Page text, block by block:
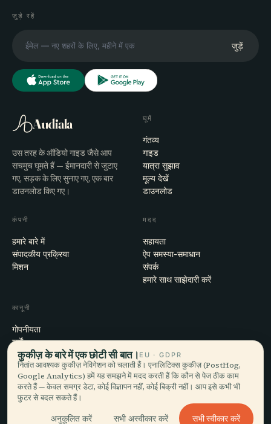
जुड़े रहें
जुड़ें
Audiala
उस तरह के ऑडियो गाइड जैसे आप
सचमुच घूमते हैं — ईमानदारी से जुटाए
गए, सड़क के लिए सुनाए गए, एक बार
डाउनलोड किए गए।
घूमें
गंतव्य
गाइड
यात्रा सुझाव
मूल्य देखें
डाउनलोड
कंपनी
हमारे बारे में
संपादकीय प्रक्रिया
मिशन
मदद
सहायता
ऐप समस्या-समाधान
संपर्क
हमारे साथ साझेदारी करें
कानूनी
गोपनीयता
शर्तें
कुकी सेटिंग्स
खाता हटाएँ
© 2026 Audiala · मोर्ज, स्विट्ज़रलैंड में बना, सफ़र पर और बादलों में
कुकीज़ के बारे में एक छोटी सी बात। EU · GDPR
नितांत आवश्यक कुकीज़ नेविगेशन को चलाती हैं। एनालिटिक्स कुकीज़ (PostHog,
Google Analytics) हमें यह समझने में मदद करती हैं कि कौन से पेज ठीक काम
करते हैं — केवल समग्र डेटा, कोई विज्ञापन नहीं, कोई बिक्री नहीं। आप इसे कभी भी
फ़ुटर से बदल सकते हैं।
अनुकूलित करें सभी अस्वीकार करें सभी स्वीकार करें